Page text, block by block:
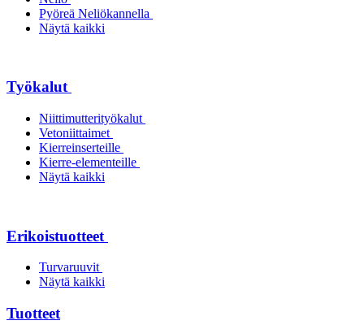
Pyöreä Neliökannella
Näytä kaikki
Työkalut
Niittimutterityökalut
Vetoniittaimet
Kierreinserteille
Kierre-elementeille
Näytä kaikki
Erikoistuotteet
Turvaruuvit
Näytä kaikki
Tuotteet